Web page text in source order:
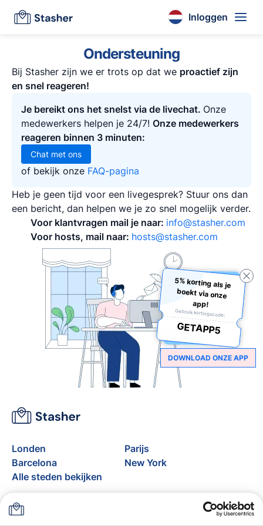
Inloggen
Ondersteuning
Bij Stasher zijn we er trots op dat we proactief zijn
en snel reageren!
Je bereikt ons het snelst via de livechat. Onze
medewerkers helpen je 24/7! Onze medewerkers
reageren binnen 3 minuten:
Chat met ons
of bekijk onze FAQ-pagina
Heb je geen tijd voor een livegesprek? Stuur ons dan
een bericht, dan helpen we je zo snel mogelijk verder.
Voor klantvragen mail je naar: info@stasher.com
Voor hosts, mail naar: hosts@stasher.com
Londen
Parijs
Barcelona
New York
Alle steden bekijken
Over
FAQ
Support
5% korting als je
boekt via onze
app!
Gebruik kortingscode:
GETAPP5
DOWNLOAD ONZE APP